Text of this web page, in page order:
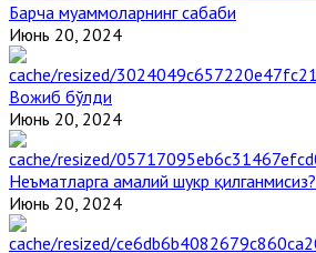
Барча муаммоларнинг сабаби
Июнь 20, 2024
Вожиб бўлди
Июнь 20, 2024
Неъматларга амалий шукр қилганмисиз?
Июнь 20, 2024